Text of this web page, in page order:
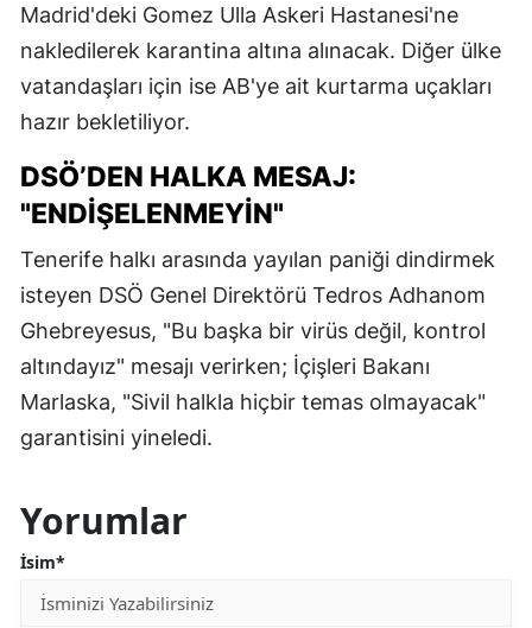
Madrid'deki Gomez Ulla Askeri Hastanesi'ne
nakledilerek karantina altına alınacak. Diğer ülke
vatandaşları için ise AB'ye ait kurtarma uçakları
hazır bekletiliyor.
DSÖ’DEN HALKA MESAJ:
"ENDIŞELENMEYIN"
Tenerife halkı arasında yayılan paniği dindirmek
isteyen DSÖ Genel Direktörü Tedros Adhanom
Ghebreyesus, "Bu başka bir virüs değil, kontrol
altındayız" mesajı verirken; İçişleri Bakanı
Marlaska, "Sivil halkla hiçbir temas olmayacak"
garantisini yineledi.
Yorumlar
İsim*